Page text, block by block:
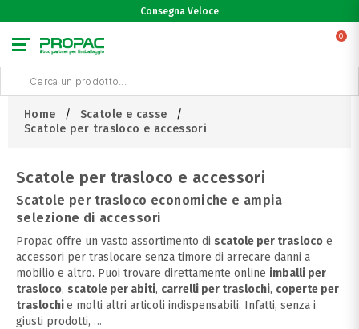
0
Consegna Veloce
Home
Scatole e casse
Scatole per trasloco e accessori
Scatole per trasloco e accessori
Scatole per trasloco economiche e ampia
selezione di accessori
Propac offre un vasto assortimento di scatole per trasloco e
accessori per traslocare senza timore di arrecare danni a
mobilio e altro. Puoi trovare direttamente online imballi per
trasloco, scatole per abiti, carrelli per traslochi, coperte per
traslochie molti altri articoli indispensabili. Infatti, senza i
giusti prodotti, ...